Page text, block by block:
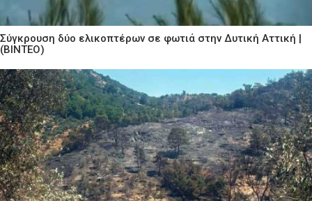
Σύγκρουση δύο ελικοπτέρων σε φωτιά στην Δυτική Αττική |
(ΒΙΝΤΕΟ)